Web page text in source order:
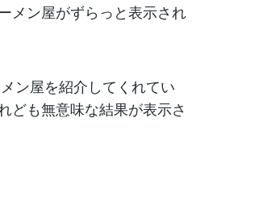
メン屋がずらっと表示され
ン屋を紹介してくれてい
ども無意味な結果が表示さ